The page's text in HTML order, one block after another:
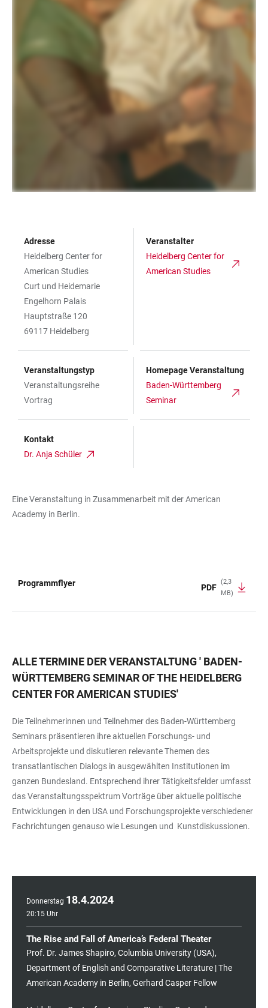
Adresse
Heidelberg Center for
American Studies
Curt und Heidemarie
Engelhorn Palais
Hauptstraße 120
69117 Heidelberg
Veranstalter
Heidelberg Center for
American Studies
Veranstaltungstyp
Veranstaltungsreihe
Vortrag
Homepage Veranstaltung
Baden-Württemberg
Seminar
Kontakt
Dr. Anja Schüler
Eine Veranstaltung in Zusammenarbeit mit der American
Academy in Berlin.
Programmflyer PDF
(2,3
MB)
ALLE TERMINE DER VERANSTALTUNG' BADEN-
WÜRTTEMBERG SEMINAR OF THE HEIDELBERG
CENTER FOR AMERICAN STUDIES'
Die Teilnehmerinnen und Teilnehmer des Baden-Württemberg
Seminars präsentieren ihre aktuellen Forschungs- und
Arbeitsprojekte und diskutieren relevante Themen des
transatlantischen Dialogs in ausgewählten Institutionen im
ganzen Bundesland. Entsprechend ihrer Tätigkeitsfelder umfasst
das Veranstaltungsspektrum Vorträge über aktuelle politische
Entwicklungen in den USA und Forschungsprojekte verschiedener
Fachrichtungen genauso wie Lesungen und Kunstdiskussionen.
Donnerstag 18.4.2024
20:15 Uhr
The Rise and Fall of America’s Federal Theater
Prof. Dr. James Shapiro, Columbia University (USA),
Department of English and Comparative Literature | The
American Academy in Berlin, Gerhard Casper Fellow